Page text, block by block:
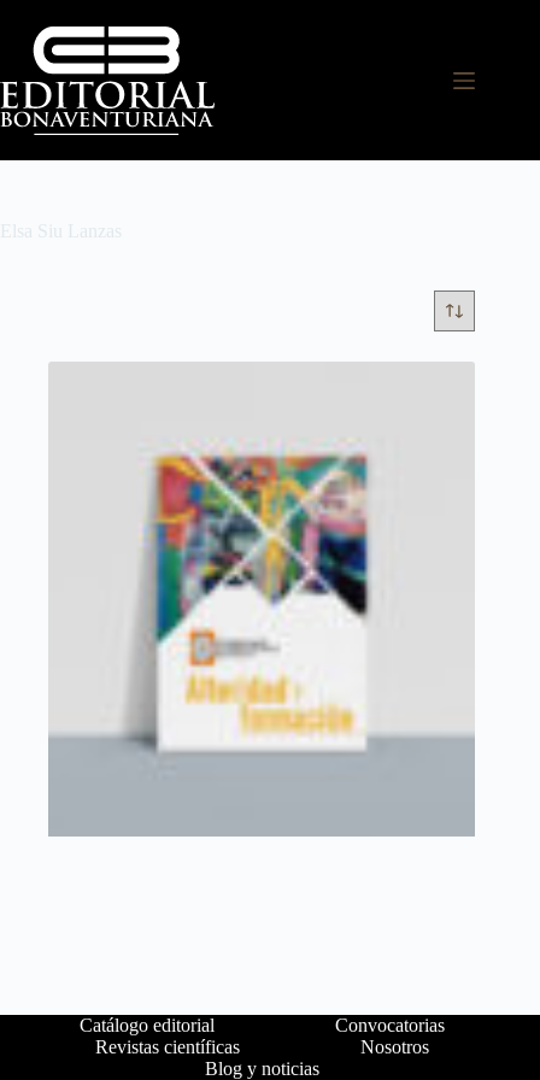
Elsa Siu Lanzas
Catálogo editorial
Convocatorias
Revistas científicas
Nosotros
Blog y noticias